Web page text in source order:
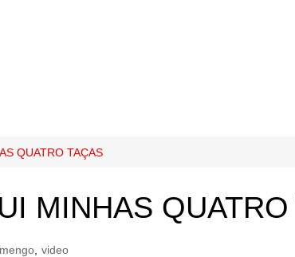
QUATRO TAÇAS
MINHAS QUATRO
video